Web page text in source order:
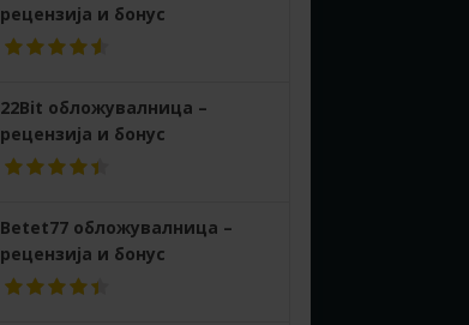
рецензија и бонус
22Bit обложувалница –
рецензија и бонус
Betet77 обложувалница –
рецензија и бонус